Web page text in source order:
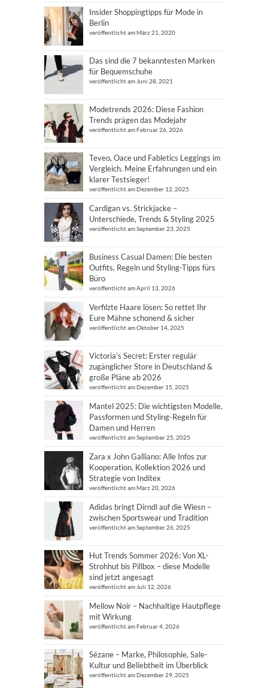
Insider Shoppingtipps für Mode in
Berlin
veröffentlicht am März 21, 2020
Das sind die 7 bekanntesten Marken
für Bequemschuhe
veröffentlicht am Juni 28, 2021
Modetrends 2026: Diese Fashion
Trends prägen das Modejahr
veröffentlicht am Februar 26, 2026
Teveo, Oace und Fabletics Leggings im
Vergleich. Meine Erfahrungen und ein
klarer Testsieger!
veröffentlicht am Dezember 12, 2025
Cardigan vs. Strickjacke –
Unterschiede, Trends & Styling 2025
veröffentlicht am September 23, 2025
Business Casual Damen: Die besten
Outfits, Regeln und Styling-Tipps fürs
Büro
veröffentlicht am April 13, 2026
Verfilzte Haare lösen: So rettet Ihr
Eure Mähne schonend & sicher
veröffentlicht am Oktober 14, 2025
Victoria’s Secret: Erster regulär
zugänglicher Store in Deutschland &
große Pläne ab 2026
veröffentlicht am Dezember 15, 2025
Mantel 2025: Die wichtigsten Modelle,
Passformen und Styling-Regeln für
Damen und Herren
veröffentlicht am September 25, 2025
Zara x John Galliano: Alle Infos zur
Kooperation, Kollektion 2026 und
Strategie von Inditex
veröffentlicht am März 20, 2026
Adidas bringt Dirndl auf die Wiesn –
zwischen Sportswear und Tradition
veröffentlicht am September 26, 2025
Hut Trends Sommer 2026: Von XL-
Strohhut bis Pillbox – diese Modelle
sind jetzt angesagt
veröffentlicht am Juli 12, 2026
Mellow Noir – Nachhaltige Hautpflege
mit Wirkung
veröffentlicht am Februar 4, 2026
Sézane – Marke, Philosophie, Sale-
Kultur und Beliebtheit im Überblick
veröffentlicht am Dezember 29, 2025